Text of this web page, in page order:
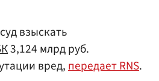
взыскать
3,124 млрд руб.
вред,передает RNS.